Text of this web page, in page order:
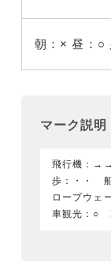
朝：× 昼：○
マーク説明
飛行機：
歩：・・
ロープウ
車観光：○